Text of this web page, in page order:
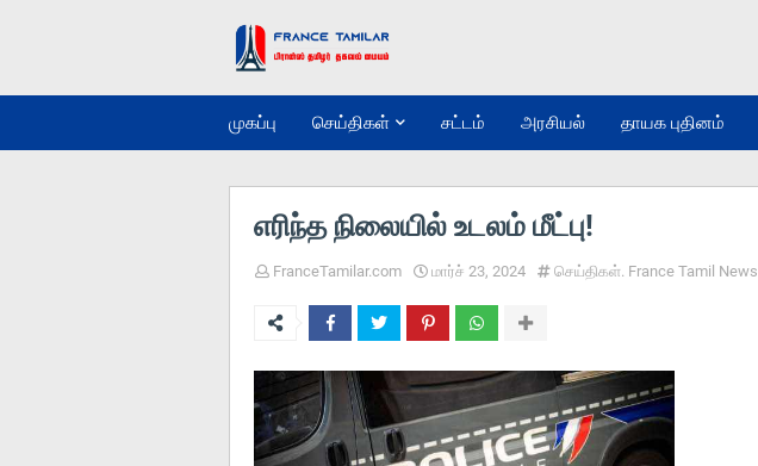
முகப்பு செய்திகள் சட்டம் அரசியல் தாயக புதினம்
எரிந்த நிலையில் உடலம் மீட்பு!
FranceTamilar.com மார்ச் 23, 2024 செய்திகள். France Tamil News